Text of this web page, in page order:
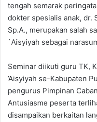
tengah semarak
dokter spesialis anak, dr.
Sp.A., merupakan salah
`Aisyiyah sebagai
Seminar diikuti guru TK,
’Aisyiyah se-Kabupaten
pengurus Pimpinan
Antusiasme peserta
disampaikan berkaitan